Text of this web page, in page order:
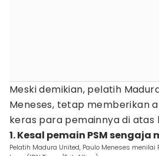
Meski demikian, pelatih
Meneses, tetap memberikan
keras para pemainnya di atas
1. Kesal pemain PSM
Pelatih Madura United, Paulo Meneses